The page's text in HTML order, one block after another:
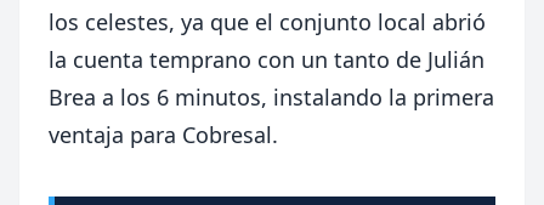
los celestes, ya que el conjunto local abrió
la cuenta temprano con un tanto de Julián
Brea a los 6 minutos, instalando la primera
ventaja para Cobresal.